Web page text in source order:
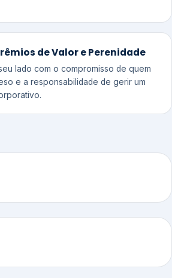
de Valor e Perenidade
lado com o compromisso de quem
e a responsabilidade de gerir um